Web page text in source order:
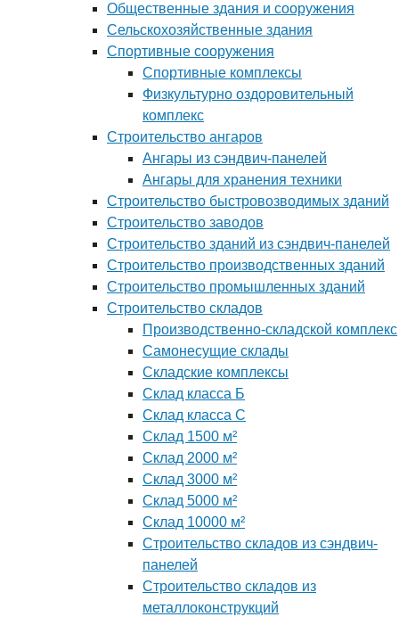
Общественные здания и сооружения
Сельскохозяйственные здания
Спортивные сооружения
Спортивные комплексы
Физкультурно оздоровительный
комплекс
Строительство ангаров
Ангары из сэндвич-панелей
Ангары для хранения техники
Строительство быстровозводимых зданий
Строительство заводов
Строительство зданий из сэндвич-панелей
Строительство производственных зданий
Строительство промышленных зданий
Строительство складов
Производственно-складской комплекс
Самонесущие склады
Складские комплексы
Склад класса Б
Склад класса С
Склад 1500 м²
Склад 2000 м²
Склад 3000 м²
Склад 5000 м²
Склад 10000 м²
Строительство складов из сэндвич-
панелей
Строительство складов из
металлоконструкций